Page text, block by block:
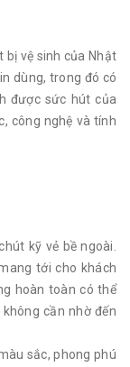
bị vệ sinh của Nhật
dùng, trong đó có
được sức hút của
công nghệ và tính
kỹ vẻ bề ngoài.
tới cho khách
hoàn toàn có thể
cần nhờ đến
sắc, phong phú